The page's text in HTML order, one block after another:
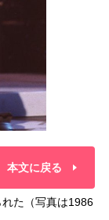
本文に戻る
た（写真は1986